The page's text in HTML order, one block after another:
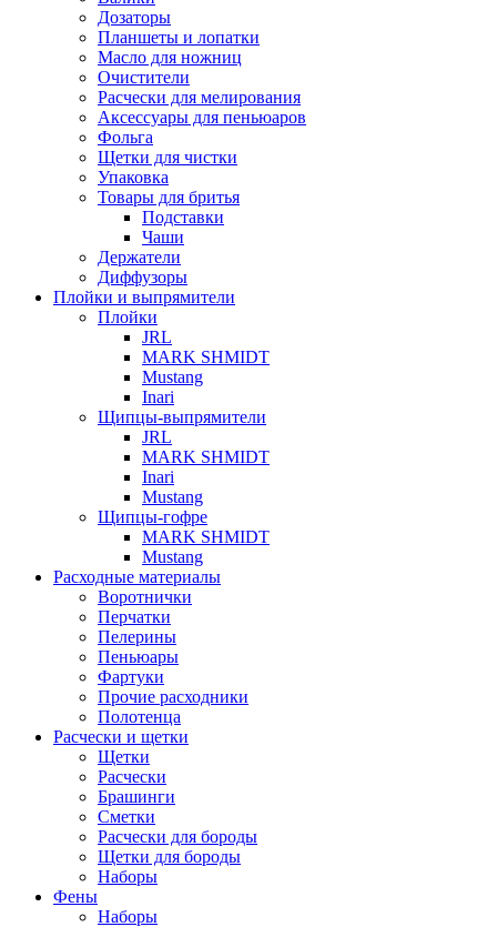
Дозаторы
Планшеты и лопатки
Масло для ножниц
Очистители
Расчески для мелирования
Аксессуары для пеньюаров
Фольга
Щетки для чистки
Упаковка
Товары для бритья
Подставки
Чаши
Держатели
Диффузоры
Плойки и выпрямители
Плойки
JRL
MARK SHMIDT
Mustang
Inari
Щипцы-выпрямители
JRL
MARK SHMIDT
Inari
Mustang
Щипцы-гофре
MARK SHMIDT
Mustang
Расходные материалы
Воротнички
Перчатки
Пелерины
Пеньюары
Фартуки
Прочие расходники
Полотенца
Расчески и щетки
Щетки
Расчески
Брашинги
Сметки
Расчески для бороды
Щетки для бороды
Наборы
Фены
Наборы